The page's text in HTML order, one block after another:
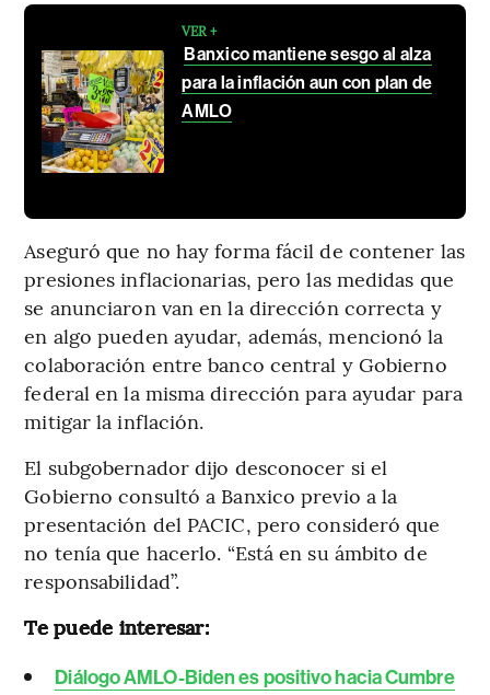
VER +
Banxico mantiene sesgo al alza
para la inflación aun con plan de
AMLO
Aseguró que no hay forma fácil de contener las
presiones inflacionarias, pero las medidas que
se anunciaron van en la dirección correcta y
en algo pueden ayudar, además, mencionó la
colaboración entre banco central y Gobierno
federal en la misma dirección para ayudar para
mitigar la inflación.
El subgobernador dijo desconocer si el
Gobierno consultó a Banxico previo a la
presentación del PACIC, pero consideró que
no tenía que hacerlo. “Está en su ámbito de
responsabilidad”.
Te puede interesar:
Diálogo AMLO-Biden es positivo hacia Cumbre